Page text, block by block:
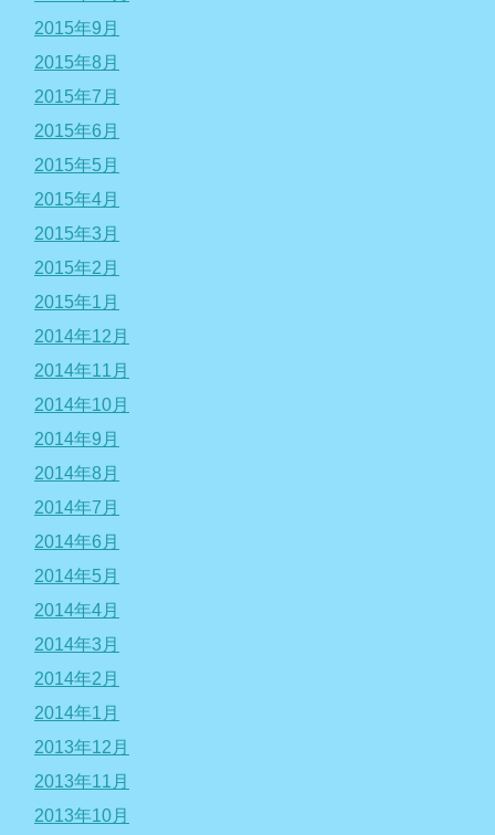
2015年9月
2015年8月
2015年7月
2015年6月
2015年5月
2015年4月
2015年3月
2015年2月
2015年1月
2014年12月
2014年11月
2014年10月
2014年9月
2014年8月
2014年7月
2014年6月
2014年5月
2014年4月
2014年3月
2014年2月
2014年1月
2013年12月
2013年11月
2013年10月